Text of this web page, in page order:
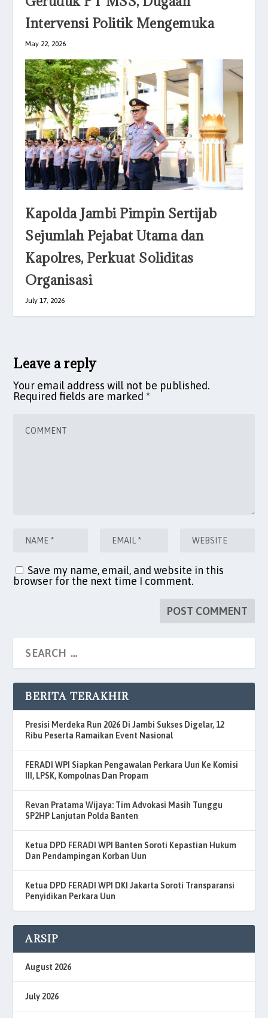
Intervensi Politik Mengemuka
May 22, 2026
Kapolda Jambi Pimpin Sertijab
Sejumlah Pejabat Utama dan
Kapolres, Perkuat Soliditas
Organisasi
July 17, 2026
Leave a reply
Your email address will not be published.
Required fields are marked *
Save my name, email, and website in this
browser for the next time I comment.
BERITA TERAKHIR
Presisi Merdeka Run 2026 Di Jambi Sukses Digelar, 12
Ribu Peserta Ramaikan Event Nasional
FERADI WPI Siapkan Pengawalan Perkara Uun Ke Komisi
III, LPSK, Kompolnas Dan Propam
Revan Pratama Wijaya: Tim Advokasi Masih Tunggu
SP2HP Lanjutan Polda Banten
Ketua DPD FERADI WPI Banten Soroti Kepastian Hukum
Dan Pendampingan Korban Uun
Ketua DPD FERADI WPI DKI Jakarta Soroti Transparansi
Penyidikan Perkara Uun
ARSIP
August 2026
July 2026